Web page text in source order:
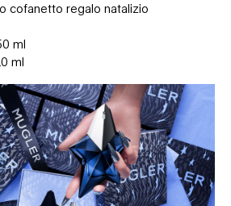
cofanetto regalo natalizio
ml
ml